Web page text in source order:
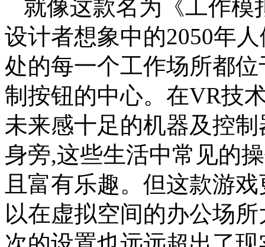
就像这款名为《工作模
设计者想象中的2050年
处的每一个工作场所都
制按钮的中心。在VR技
未来感十足的机器及控
身旁,这些生活中常见的
且富有乐趣。但这款游
以在虚拟空间的办公场